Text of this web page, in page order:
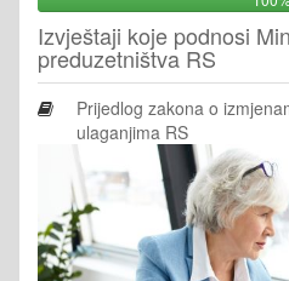
Izvještaji koje podnosi
preduzetništva RS
Prijedlog zakona o
ulaganjima RS